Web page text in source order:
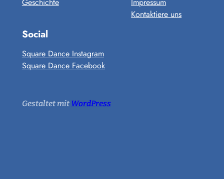
Kontaktiere uns
Social
Square Dance Instagram
Square Dance Facebook
Gestaltet mit WordPress